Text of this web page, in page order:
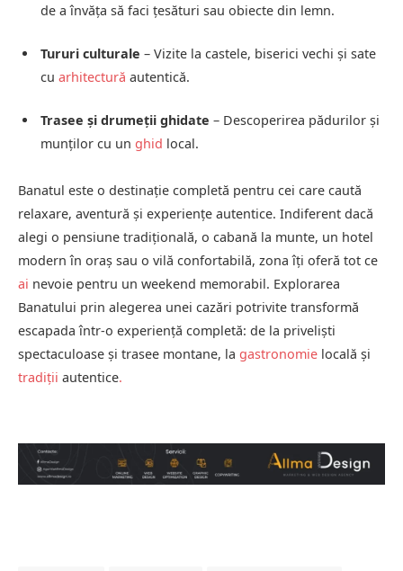
de a învăța să faci țesături sau obiecte din lemn.
Tururi culturale – Vizite la castele, biserici vechi și sate
cu arhitectură autentică.
Trasee și drumeții ghidate – Descoperirea pădurilor și
munților cu un ghid local.
Banatul este o destinație completă pentru cei care caută
relaxare, aventură și experiențe autentice. Indiferent dacă
alegi o pensiune tradițională, o cabană la munte, un hotel
modern în oraș sau o vilă confortabilă, zona îți oferă tot ce
ai nevoie pentru un weekend memorabil. Explorarea
Banatului prin alegerea unei cazări potrivite transformă
escapada într-o experiență completă: de la priveliști
spectaculoase și trasee montane, la gastronomie locală și
tradiții autentice.